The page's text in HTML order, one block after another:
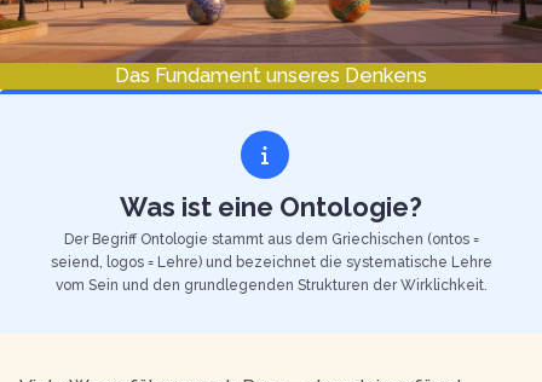
Das Fundament unseres Denkens
Was ist eine Ontologie?
Der Begriff Ontologie stammt aus dem Griechischen (ontos =
seiend, logos = Lehre) und bezeichnet die systematische Lehre
vom Sein und den grundlegenden Strukturen der Wirklichkeit.